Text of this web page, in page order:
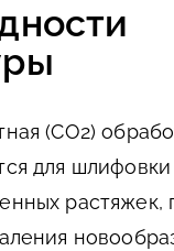
(CO2)
для шлифовки
растяжек,